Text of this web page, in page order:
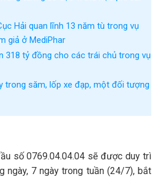
Hải quan lĩnh 13 năm tù trong vụ
giả ở MediPhar
318 tỷ đồng cho các trái chủ trong vụ
trong săm, lốp xe đạp, một đối tượng
số 0769.04.04.04 sẽ được duy trì
ngày, 7 ngày trong tuần (24/7), bắt